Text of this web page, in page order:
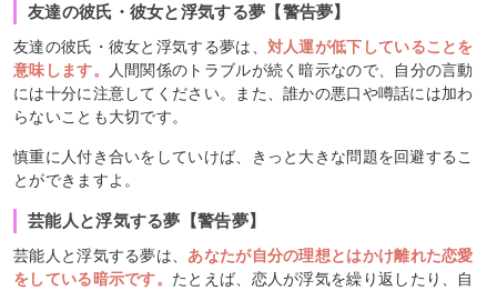
友達の彼氏・彼女と浮気する夢【警告夢】
友達の彼氏・彼女と浮気する夢は、 対人運が低下していることを
意味します。
人間関係のトラブルが続く暗示なので、自分の言動
には十分に注意してください。また、誰かの悪口や噂話には加わ
らないことも大切です。
慎重に人付き合いをしていけば、きっと大きな問題を回避するこ
とができますよ。
芸能人と浮気する夢【警告夢】
芸能人と浮気する夢は、 あなたが自分の理想とはかけ離れた恋愛
をしている暗示です。 たとえば、恋人が浮気を繰り返したり、自